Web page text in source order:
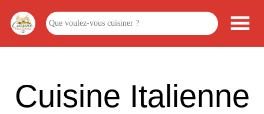
Cuisine Italienne